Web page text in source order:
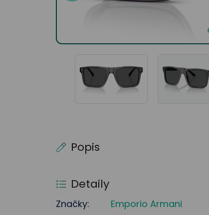
Popis
Detaily
Značky:
Emporio Armani